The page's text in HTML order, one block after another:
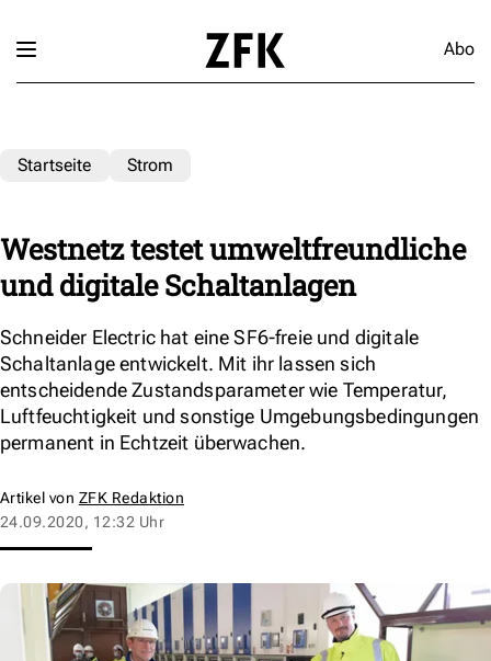
Abo
Startseite Strom
Westnetz testet umweltfreundliche
und digitale Schaltanlagen
Schneider Electric hat eine SF6-freie und digitale
Schaltanlage entwickelt. Mit ihr lassen sich
entscheidende Zustandsparameter wie Temperatur,
Luftfeuchtigkeit und sonstige Umgebungsbedingungen
permanent in Echtzeit überwachen.
Artikel von ZFK Redaktion
24.09.2020, 12:32 Uhr